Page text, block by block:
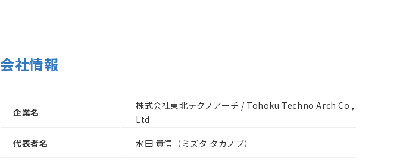
会社情報
企業名
株式会社東北テクノアーチ / Tohoku Techno Arch Co.,
Ltd.
代表者名
水田 貴信（ミズタ タカノブ）